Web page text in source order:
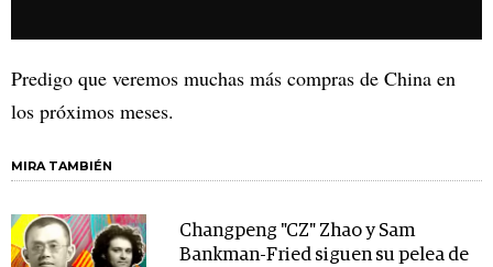
Predigo que veremos muchas más compras de China en
los próximos meses.
MIRA TAMBIÉN
Changpeng "CZ" Zhao y Sam
Bankman-Fried siguen su pelea de